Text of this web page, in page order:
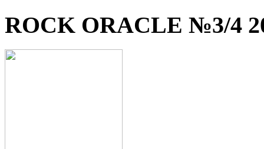
ROCK ORACLE №3/4